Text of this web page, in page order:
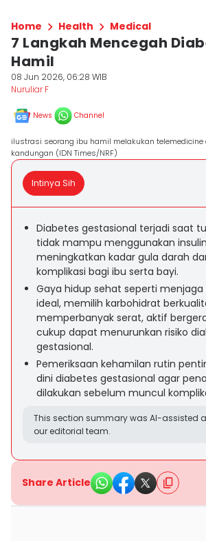
Home Health Medical
7 Langkah Mencegah
Hamil
08 Jun 2026, 06:28 WIB
Nuruliar F
News Channel
ilustrasi seorang ibu hamil melakukan telemedicine
kandungan (IDN Times/NRF)
Intinya Sih
Diabetes gestasional terjadi saat
tidak mampu menggunakan
meningkatkan kadar gula darah
komplikasi bagi ibu serta bayi.
Gaya hidup sehat seperti
ideal, memilih karbohidrat
memperbanyak serat, aktif
cukup dapat menurunkan risiko
gestasional.
Pemeriksaan kehamilan rutin
dini diabetes gestasional agar
dilakukan sebelum muncul
This section summary was AI-assisted
our editorial team.
Share Article